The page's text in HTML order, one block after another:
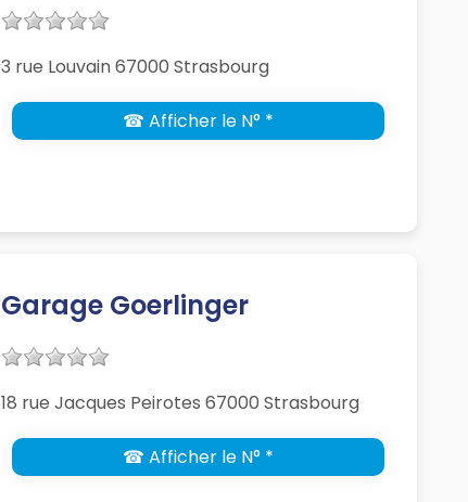
3 rue Louvain 67000 Strasbourg
☎ Afficher le N° *
Garage Goerlinger
18 rue Jacques Peirotes 67000 Strasbourg
☎ Afficher le N° *